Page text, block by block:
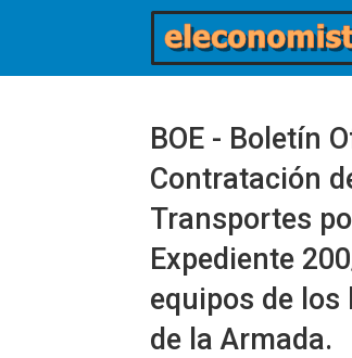
BOE - Boletín
Contratación
Transportes
Expediente
equipos de los
de la Armada.